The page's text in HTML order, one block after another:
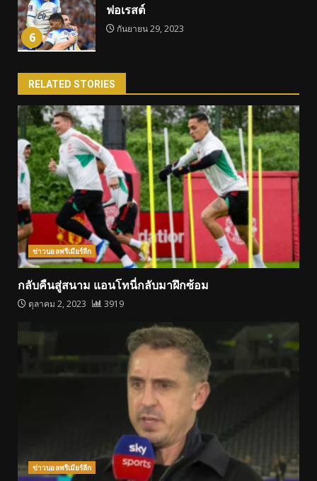
6
ฟอเรสต์
กันยายน 29, 2023
RELATED STORIES
ข่าวบอลพรีเมียร์ลีก
กลับคืนสู่สนาม แอนโทนี่กลับมาฝึกซ้อม
ตุลาคม 2, 2023 3919
ข่าวบอลพรีเมียร์ลีก